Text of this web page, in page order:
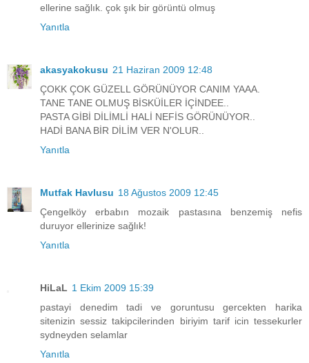
ellerine sağlık. çok şık bir görüntü olmuş
Yanıtla
akasyakokusu 21 Haziran 2009 12:48
ÇOKK ÇOK GÜZELL GÖRÜNÜYOR CANIM YAAA.
TANE TANE OLMUŞ BİSKÜİLER İÇİNDEE..
PASTA GİBİ DİLİMLİ HALİ NEFİS GÖRÜNÜYOR..
HADİ BANA BİR DİLİM VER N'OLUR..
Yanıtla
Mutfak Havlusu 18 Ağustos 2009 12:45
Çengelköy erbabın mozaik pastasına benzemiş nefis
duruyor ellerinize sağlık!
Yanıtla
HiLaL 1 Ekim 2009 15:39
pastayi denedim tadi ve goruntusu gercekten harika
sitenizin sessiz takipcilerinden biriyim tarif icin tessekurler
sydneyden selamlar
Yanıtla